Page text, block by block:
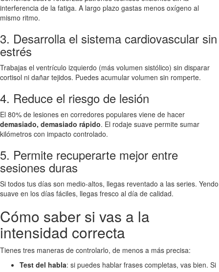
interferencia de la fatiga. A largo plazo gastas menos oxígeno al
mismo ritmo.
3. Desarrolla el sistema cardiovascular sin
estrés
Trabajas el ventrículo izquierdo (más volumen sistólico) sin disparar
cortisol ni dañar tejidos. Puedes acumular volumen sin romperte.
4. Reduce el riesgo de lesión
El 80% de lesiones en corredores populares viene de hacer
demasiado, demasiado rápido. El rodaje suave permite sumar
kilómetros con impacto controlado.
5. Permite recuperarte mejor entre
sesiones duras
Si todos tus días son medio-altos, llegas reventado a las series. Yendo
suave en los días fáciles, llegas fresco al día de calidad.
Cómo saber si vas a la
intensidad correcta
Tienes tres maneras de controlarlo, de menos a más precisa:
Test del habla: si puedes hablar frases completas, vas bien. Si